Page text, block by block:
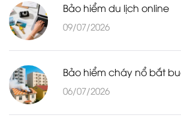
Bảo hiểm du lịch online
09/07/2026
Bảo hiểm cháy nổ bắt
06/07/2026